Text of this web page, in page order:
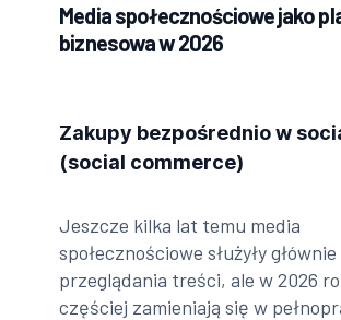
Media społecznościowe jako
biznesowa w 2026
Zakupy bezpośrednio w
(social commerce)
Jeszcze kilka lat temu media
społecznościowe służyły głównie
przeglądania treści, ale w 2026
częściej zamieniają się w